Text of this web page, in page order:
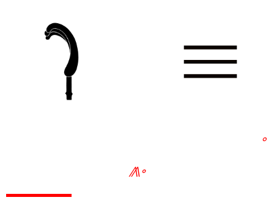
∘
⨇∘